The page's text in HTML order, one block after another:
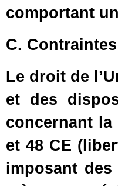
comportant
C.
Le droit de
et des
concernant la
et 48 CE
imposant